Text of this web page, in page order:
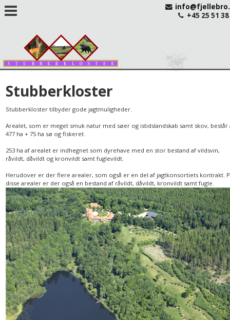
+45 25 51
Stubberkloster
Stubberkloster tilbyder gode jagtmuligheder.
Arealet, som er meget smuk natur med søer og istidslandskab samt skov, består
477 ha + 75 ha sø og fiskeret.
253 ha af arealet er indhegnet som dyrehave med en stor bestand af vildsvin,
råvildt, dåvildt og kronvildt samt fuglevildt.
Herudover er der flere arealer, som også er en del af jagtkonsortiets kontrakt.
disse arealer er der også en bestand af råvildt, dåvildt, kronvildt samt fugle.